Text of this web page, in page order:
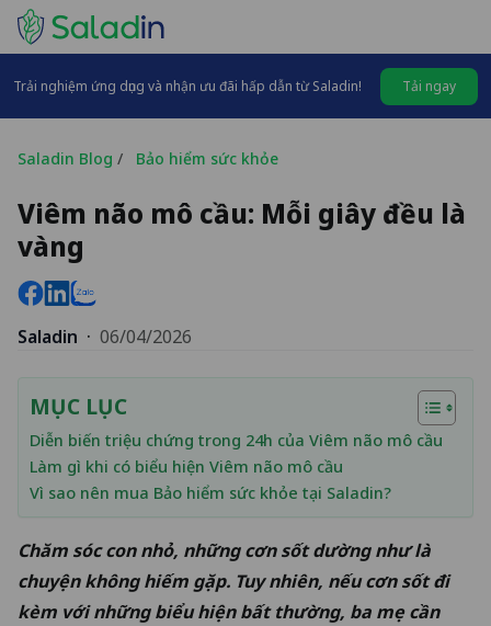
Trải nghiệm ứng dụng và nhận ưu đãi hấp dẫn từ Saladin! Tải ngay
Saladin Blog / Bảo hiểm sức khỏe
Viêm não mô cầu: Mỗi giây đều là
vàng
Saladin · 06/04/2026
MỤC LỤC
Diễn biến triệu chứng trong 24h của Viêm não mô cầu
Làm gì khi có biểu hiện Viêm não mô cầu
Vì sao nên mua Bảo hiểm sức khỏe tại Saladin?
Chăm sóc con nhỏ, những cơn sốt dường như là
chuyện không hiếm gặp. Tuy nhiên, nếu cơn sốt đi
kèm với những biểu hiện bất thường, ba mẹ cần